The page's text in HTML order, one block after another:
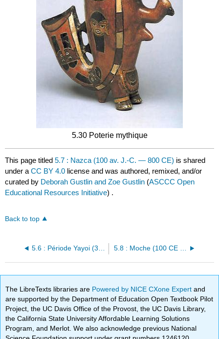
5.30 Poterie mythique
This page titled5.7 : Nazca (100 av. J.-C. — 800 CE) is shared
under aCC BY 4.0 license and was authored, remixed, and/or
curated by Deborah Gustlin and Zoe Gustlin (ASCCC Open
Educational Resources Initiative) .
Back to top
The LibreTexts libraries are Powered by NICE CXone Expertand
are supported by the Department of Education Open Textbook Pilot
Project, the UC Davis Office of the Provost, the UC Davis Library,
the California State University Affordable Learning Solutions
Program, and Merlot. We also acknowledge previous National